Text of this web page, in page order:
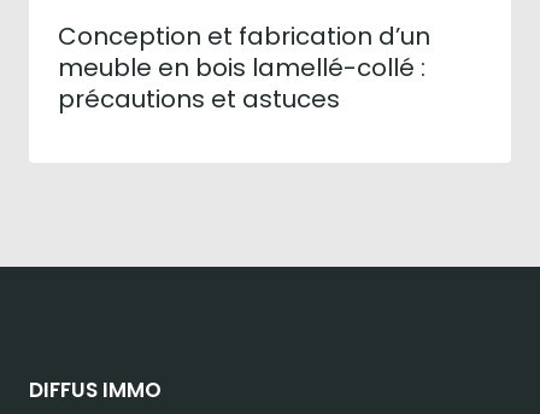
Conception et fabrication d’un
meuble en bois lamellé-collé :
précautions et astuces
DIFFUS IMMO